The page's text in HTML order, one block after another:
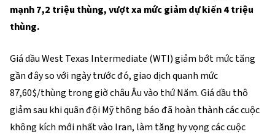
mạnh 7,2 triệu thùng, vượt xa mức giảm dự kiến 4 triệu
thùng.
Giá dầu West Texas Intermediate (WTI) giảm bớt mức tăng
gần đây so với ngày trước đó, giao dịch quanh mức
87,60$/thùng trong giờ châu Âu vào thứ Năm. Giá dầu thô
giảm sau khi quân đội Mỹ thông báo đã hoàn thành các cuộc
không kích mới nhất vào Iran, làm tăng hy vọng các cuộc